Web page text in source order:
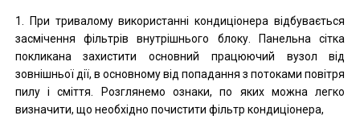
1. При тривалому використанні кондиціонера відбувається
засмічення фільтрів внутрішнього блоку. Панельна сітка
покликана захистити основний працюючий вузол від
зовнішньої дії, в основному від попадання з потоками повітря
пилу і сміття. Розглянемо ознаки, по яких можна легко
визначити, що необхідно почистити фільтр кондиціонера,